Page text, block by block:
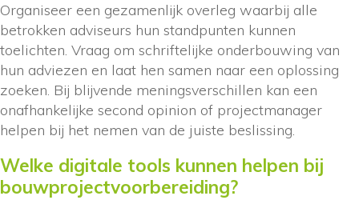
Organiseer een gezamenlijk overleg waarbij alle
betrokken adviseurs hun standpunten kunnen
toelichten. Vraag om schriftelijke onderbouwing van
hun adviezen en laat hen samen naar een oplossing
zoeken. Bij blijvende meningsverschillen kan een
onafhankelijke second opinion of projectmanager
helpen bij het nemen van de juiste beslissing.
Welke digitale tools kunnen helpen bij
bouwprojectvoorbereiding?